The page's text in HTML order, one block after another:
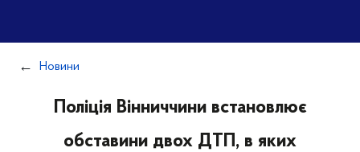
Новини
Поліція Вінниччини встановлює
обставини двох ДТП, в яких